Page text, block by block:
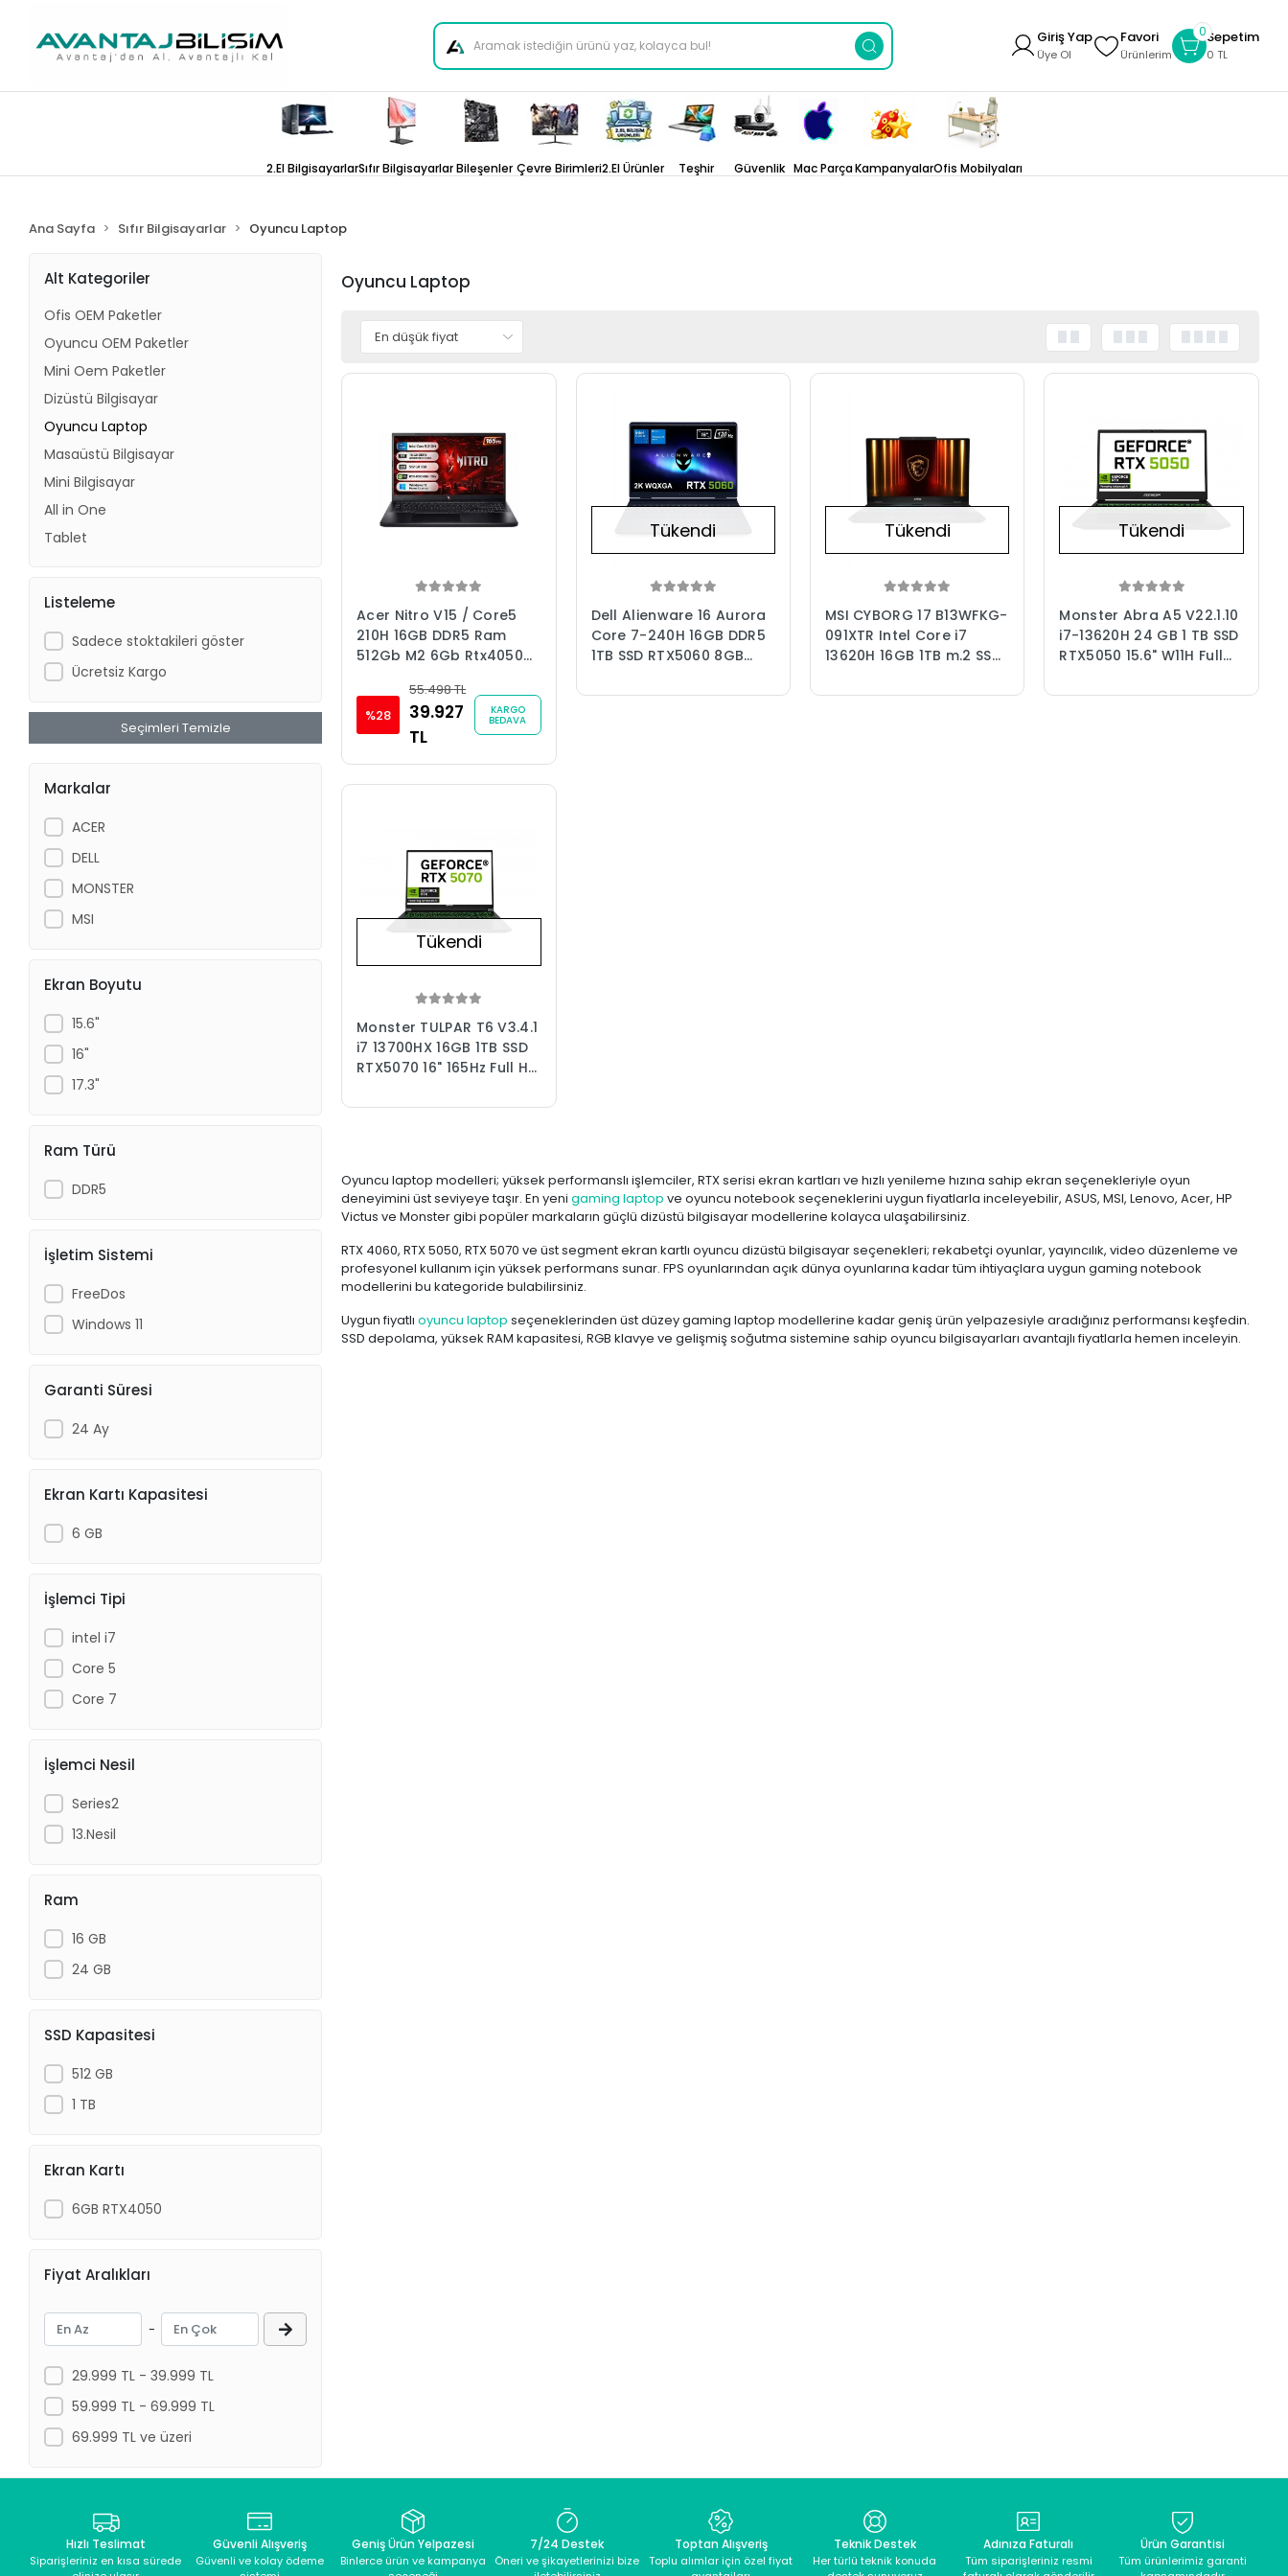
Giriş Yap
Üye Ol
Favori
Ürünlerim
0Sepetim
0 TL
2.El BilgisayarlarSıfır Bilgisayarlar Bileşenler Çevre Birimleri2.El Ürünler Teşhir Güvenlik Mac ParçaKampanyalarOfis Mobilyaları
Ana Sayfa Sıfır Bilgisayarlar Oyuncu Laptop
Alt Kategoriler
Ofis OEM Paketler
Oyuncu OEM Paketler
Mini Oem Paketler
Dizüstü Bilgisayar
Oyuncu Laptop
Masaüstü Bilgisayar
Mini Bilgisayar
All in One
Tablet
Listeleme
Sadece stoktakileri göster
Ücretsiz Kargo
Seçimleri Temizle
Markalar
ACER
DELL
MONSTER
MSI
Ekran Boyutu
15.6"
16"
17.3"
Ram Türü
DDR5
İşletim Sistemi
FreeDos
Windows 11
Garanti Süresi
24 Ay
Ekran Kartı Kapasitesi
6 GB
İşlemci Tipi
intel i7
Core 5
Core 7
İşlemci Nesil
Series2
13.Nesil
Ram
16 GB
24 GB
SSD Kapasitesi
512 GB
1 TB
Ekran Kartı
6GB RTX4050
Fiyat Aralıkları
-
29.999 TL - 39.999 TL
59.999 TL - 69.999 TL
69.999 TL ve üzeri
Oyuncu Laptop
Acer Nitro V15 / Core5
210H 16GB DDR5 Ram
512Gb M2 6Gb Rtx4050
Gaming Laptop W11+ 6AY
Ofis Prog. (Klavye
İngilizce)
%28
55.498 TL
39.927
TL
KARGO
BEDAVA
Tükendi
Dell Alienware 16 Aurora
Core 7-240H 16GB DDR5
1TB SSD RTX5060 8GB
120Hz WVA Windows 11
Tükendi
MSI CYBORG 17 B13WFKG-
091XTR Intel Core i7
13620H 16GB 1TB m.2 SSD
17.3" FHD Gaming Oyuncu
Tükendi
Monster Abra A5 V22.1.10
i7-13620H 24 GB 1 TB SSD
RTX5050 15.6" W11H Full
(Çanta Hediye)
Tükendi
Monster TULPAR T6 V3.4.1
i7 13700HX 16GB 1TB SSD
RTX5070 16" 165Hz Full HD
(Çanta Hediye)
Oyuncu laptop modelleri; yüksek performanslı işlemciler, RTX serisi ekran kartları ve hızlı yenileme hızına sahip ekran seçenekleriyle oyun
deneyimini üst seviyeye taşır. En yenigaming laptop ve oyuncu notebook seçeneklerini uygun fiyatlarla inceleyebilir, ASUS, MSI, Lenovo, Acer, HP
Victus ve Monster gibi popüler markaların güçlü dizüstü bilgisayar modellerine kolayca ulaşabilirsiniz.
RTX 4060, RTX 5050, RTX 5070 ve üst segment ekran kartlı oyuncu dizüstü bilgisayar seçenekleri; rekabetçi oyunlar, yayıncılık, video düzenleme ve
profesyonel kullanım için yüksek performans sunar. FPS oyunlarından açık dünya oyunlarına kadar tüm ihtiyaçlara uygun gaming notebook
modellerini bu kategoride bulabilirsiniz.
Uygun fiyatlıoyuncu laptop seçeneklerinden üst düzey gaming laptop modellerine kadar geniş ürün yelpazesiyle aradığınız performansı keşfedin.
SSD depolama, yüksek RAM kapasitesi, RGB klavye ve gelişmiş soğutma sistemine sahip oyuncu bilgisayarları avantajlı fiyatlarla hemen inceleyin.
Hızlı Teslimat
Siparişleriniz en kısa sürede
Güvenli Alışveriş
Güvenli ve kolay ödeme
Geniş Ürün Yelpazesi
Binlerce ürün ve kampanya
7/24 Destek
Öneri ve şikayetlerinizi bize
Toptan Alışveriş
Toplu alımlar için özel fiyat
Teknik Destek
Her türlü teknik konuda
Adınıza Faturalı
Tüm siparişleriniz resmi
Ürün Garantisi
Tüm ürünlerimiz garanti